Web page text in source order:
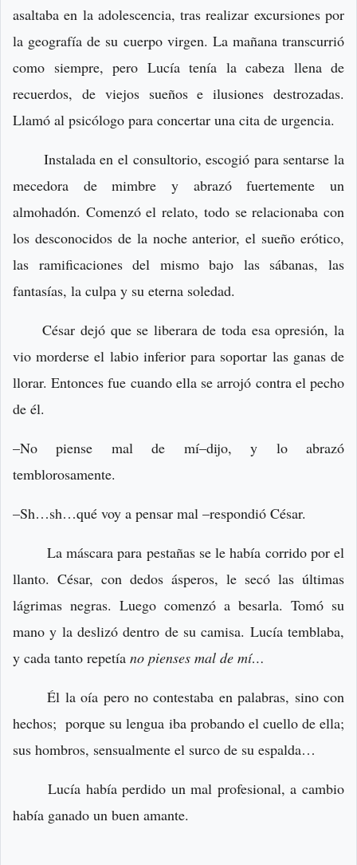
asaltaba en la adolescencia, tras realizar excursiones por
la geografía de su cuerpo virgen. La mañana transcurrió
como siempre, pero Lucía tenía la cabeza llena de
recuerdos, de viejos sueños e ilusiones destrozadas.
Llamó al psicólogo para concertar una cita de urgencia.
Instalada en el consultorio, escogió para sentarse la
mecedora de mimbre y abrazó fuertemente un
almohadón. Comenzó el relato, todo se relacionaba con
los desconocidos de la noche anterior, el sueño erótico,
las ramificaciones del mismo bajo las sábanas, las
fantasías, la culpa y su eterna soledad.
César dejó que se liberara de toda esa opresión, la
vio morderse el labio inferior para soportar las ganas de
llorar. Entonces fue cuando ella se arrojó contra el pecho
de él.
–No piense mal de mí–dijo, y lo abrazó
temblorosamente.
–Sh…sh…qué voy a pensar mal –respondió César.
La máscara para pestañas se le había corrido por el
llanto. César, con dedos ásperos, le secó las últimas
lágrimas negras. Luego comenzó a besarla. Tomó su
mano y la deslizó dentro de su camisa. Lucía temblaba,
y cada tanto repetía no pienses mal de mí…
Él la oía pero no contestaba en palabras, sino con
hechos; porque su lengua iba probando el cuello de ella;
sus hombros, sensualmente el surco de su espalda…
Lucía había perdido un mal profesional, a cambio
había ganado un buen amante.